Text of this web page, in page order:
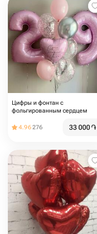
Цифры и фонтан с
фольгированным сердцем
4.96276 33 000֏